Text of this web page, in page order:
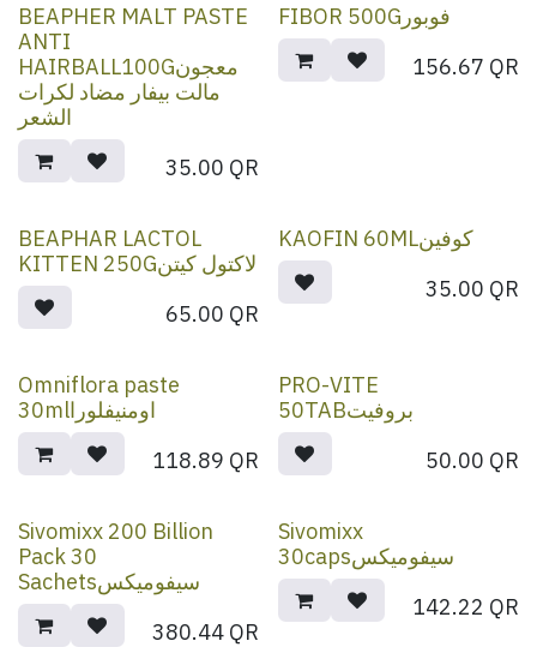
BEAPHER MALT PASTE
ANTI
HAIRBALL100Gمعجون
مالت بيفار مضاد لكرات
الشعر
35.00 QR
FIBOR 500Gفوبور
156.67 QR
BEAPHAR LACTOL
KITTEN 250Gلاكتول كيتن
65.00 QR
KAOFIN 60MLكوفين
35.00 QR
Omniflora paste
30mlاومنيفلورا
118.89 QR
PRO-VITE
50TABبروفيت
50.00 QR
Sivomixx 200 Billion
Pack 30
Sachetsسيفوميكس
380.44QR
Sivomixx
30capsسيفوميكس
142.22 QR